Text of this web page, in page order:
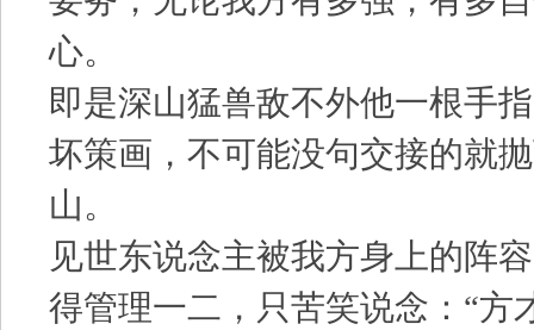
心。
即是深山猛兽敌不外他一根手
坏策画，不可能没句交接的就
山。
见世东说念主被我方身上的阵
得管理一二，只苦笑说念：“方